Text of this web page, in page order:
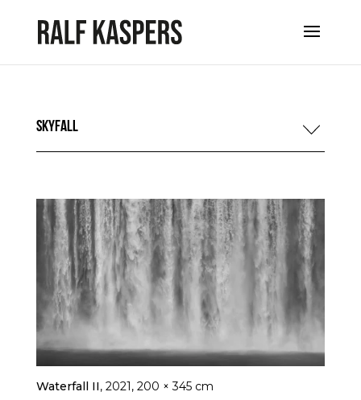
Skyfall
Waterfall II, 2021, 200 × 345 cm